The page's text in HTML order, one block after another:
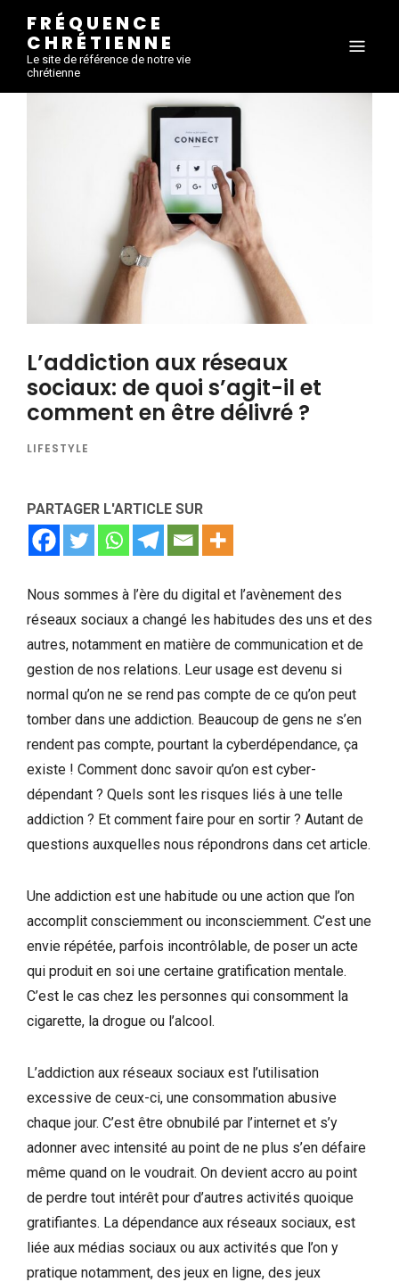
FRÉQUENCE
CHRÉTIENNE
Le site de référence de notre vie
chrétienne
L’addiction aux réseaux
sociaux: de quoi s’agit-il et
comment en être délivré ?
LIFESTYLE
PARTAGER L'ARTICLE SUR
Nous sommes à l’ère du digital et l’avènement des
réseaux sociaux a changé les habitudes des uns et des
autres, notamment en matière de communication et de
gestion de nos relations. Leur usage est devenu si
normal qu’on ne se rend pas compte de ce qu’on peut
tomber dans une addiction. Beaucoup de gens ne s’en
rendent pas compte, pourtant la cyberdépendance, ça
existe ! Comment donc savoir qu’on est cyber-
dépendant ? Quels sont les risques liés à une telle
addiction ? Et comment faire pour en sortir ? Autant de
questions auxquelles nous répondrons dans cet article.
Une addiction est une habitude ou une action que l’on
accomplit consciemment ou inconsciemment. C’est une
envie répétée, parfois incontrôlable, de poser un acte
qui produit en soi une certaine gratification mentale.
C’est le cas chez les personnes qui consomment la
cigarette, la drogue ou l’alcool.
L’addiction aux réseaux sociaux est l’utilisation
excessive de ceux-ci, une consommation abusive
chaque jour. C’est être obnubilé par l’internet et s’y
adonner avec intensité au point de ne plus s’en défaire
même quand on le voudrait. On devient accro au point
de perdre tout intérêt pour d’autres activités quoique
gratifiantes. La dépendance aux réseaux sociaux, est
liée aux médias sociaux ou aux activités que l’on y
pratique notamment, des jeux en ligne, des jeux